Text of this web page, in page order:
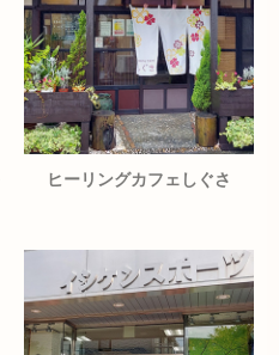
ヒーリングカフェしぐさ